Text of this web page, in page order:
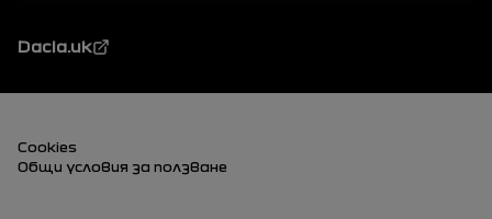
Dacia.uk
Футер (долен)
Cookies
Общи условия за ползване